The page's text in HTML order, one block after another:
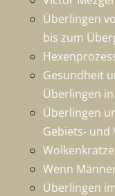
Überlingen
bis zum
Gesundheit
Überlingen
Überlingen
Gebiets-
Wenn
Überlingen